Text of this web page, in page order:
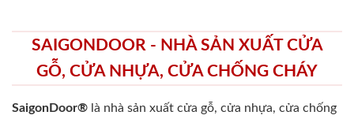
SAIGONDOOR - NHÀ SẢN XUẤT CỬA
GỖ, CỬA NHỰA, CỬA CHỐNG CHÁY
SaigonDoor® là nhà sản xuất cửa gỗ, cửa nhựa, cửa chống